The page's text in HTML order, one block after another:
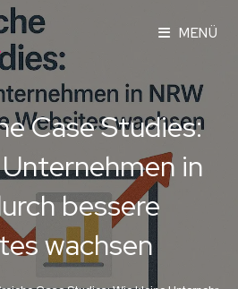
MENÜ
Case Studies:
in
bessere
wachsen